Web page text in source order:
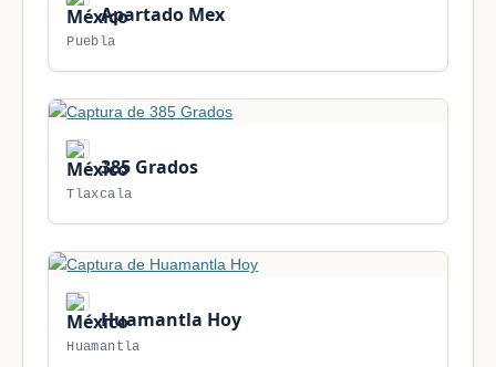
Apartado Mex
Puebla
385 Grados
Tlaxcala
Huamantla Hoy
Huamantla